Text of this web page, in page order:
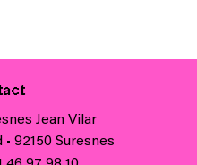
Jean Vilar
92150 Suresnes